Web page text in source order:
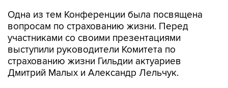
Одна из тем Конференции была посвящена
вопросам по страхованию жизни. Перед
участниками со своими презентациями
выступили руководители Комитета по
страхованию жизни Гильдии актуариев
Дмитрий Малых и Александр Лельчук.